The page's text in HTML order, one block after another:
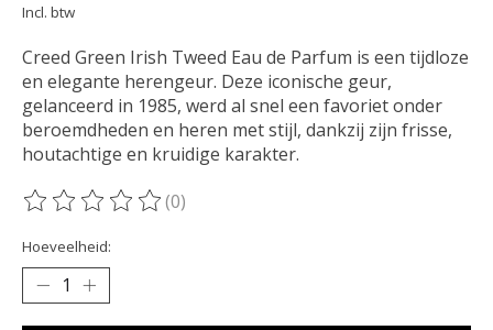
Incl. btw
Creed Green Irish Tweed Eau de Parfum is een tijdloze
en elegante herengeur. Deze iconische geur,
gelanceerd in 1985, werd al snel een favoriet onder
beroemdheden en heren met stijl, dankzij zijn frisse,
houtachtige en kruidige karakter.
De beoordeling van dit product is
(0)
Hoeveelheid: